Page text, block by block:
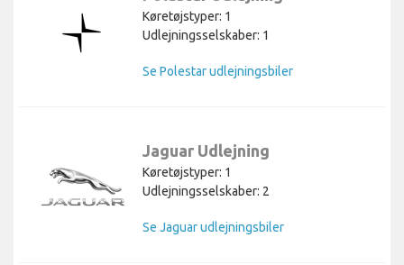
Køretøjstyper: 1
Udlejningsselskaber: 1
Se Polestar udlejningsbiler
Jaguar Udlejning
Køretøjstyper: 1
Udlejningsselskaber: 2
Se Jaguar udlejningsbiler